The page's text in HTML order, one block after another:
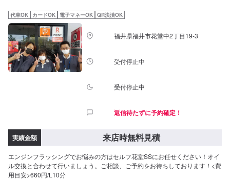
代車OK カードOK 電子マネーOK QR決済OK
福井県福井市花堂中2丁目19-3
受付停止中
受付停止中
返信待たずに予約確定！
実績金額 来店時無料見積
エンジンフラッシングでお悩みの方はセルフ花堂SSにお任せください！オイ
ル交換と合わせて行いましょう。ご相談、ご予約をお待ちしております！<費
用目安>660円/L10分